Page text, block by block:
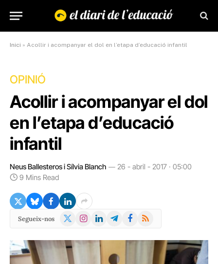
Inici » Acollir i acompanyar el dol en l’etapa d’educació infantil
OPINIÓ
Acollir i acompanyar el dol
en l’etapa d’educació
infantil
Neus Ballesteros i Sílvia Blanch
26 - abril - 2017 · 05:00
9 Mins Read
Segueix-nos
X
Instagram
LinkedInTelegramFacebook
RSS